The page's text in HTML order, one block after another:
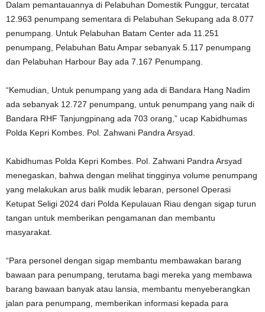
Dalam pemantauannya di Pelabuhan Domestik Punggur, tercatat
12.963 penumpang sementara di Pelabuhan Sekupang ada 8.077
penumpang. Untuk Pelabuhan Batam Center ada 11.251
penumpang, Pelabuhan Batu Ampar sebanyak 5.117 penumpang
dan Pelabuhan Harbour Bay ada 7.167 Penumpang.
“Kemudian, Untuk penumpang yang ada di Bandara Hang Nadim
ada sebanyak 12.727 penumpang, untuk penumpang yang naik di
Bandara RHF Tanjungpinang ada 703 orang,” ucap Kabidhumas
Polda Kepri Kombes. Pol. Zahwani Pandra Arsyad.
Kabidhumas Polda Kepri Kombes. Pol. Zahwani Pandra Arsyad
menegaskan, bahwa dengan melihat tingginya volume penumpang
yang melakukan arus balik mudik lebaran, personel Operasi
Ketupat Seligi 2024 dari Polda Kepulauan Riau dengan sigap turun
tangan untuk memberikan pengamanan dan membantu
masyarakat.
“Para personel dengan sigap membantu membawakan barang
bawaan para penumpang, terutama bagi mereka yang membawa
barang bawaan banyak atau lansia, membantu menyeberangkan
jalan para penumpang, memberikan informasi kepada para